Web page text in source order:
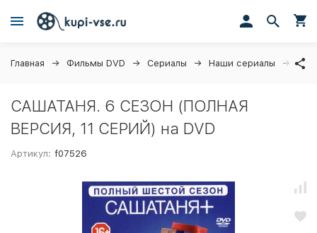
Главная Фильмы DVD Сериалы Наши сериалы
САШАТАНЯ. 6 СЕЗОН (ПОЛНАЯ
ВЕРСИЯ, 11 СЕРИЙ) на DVD
Артикул: f07526